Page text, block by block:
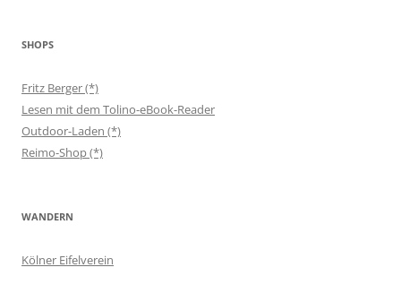
SHOPS
Fritz Berger (*)
Lesen mit dem Tolino-eBook-Reader
Outdoor-Laden (*)
Reimo-Shop (*)
WANDERN
Kölner Eifelverein